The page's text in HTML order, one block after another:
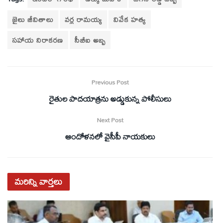
జైలు జీవితాలు
వర్ల రామయ్య
వివేక హత్య
సహాయ నిరాకరణ
సీబీఐ అబ్బ
Previous Post
రైతుల పాదయాత్రను అడ్డుకున్న పోలీసులు
Next Post
ఆందోళనలో వైసీపీ నాయకులు
మరిన్నివార్తలు